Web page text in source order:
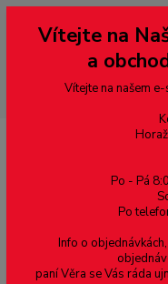
--- pro zákazníky ze
přepněte si e-shop na
dobírky – pokud si z
domluvě zaslána znovu s
případě bude zrušena a
Vítejte na
a
Vítejte na našem
Po - Pá
Po
Info o
paní Věra se Vás ráda